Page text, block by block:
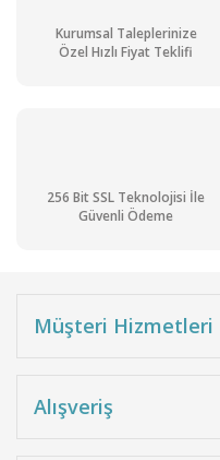
Kurumsal Taleplerinize
Özel Hızlı Fiyat Teklifi
256 Bit SSL Teknolojisi İle
Güvenli Ödeme
Müşteri Hizmetleri
Alışveriş